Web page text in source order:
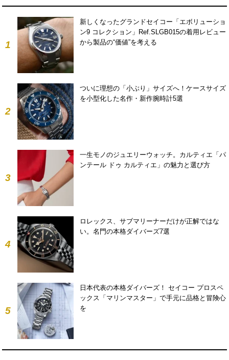
1
新しくなったグランドセイコー「エボリューショ
ン9 コレクション」Ref.SLGB015の着用レビュー
から製品の“価値”を考える
2
ついに理想の「小ぶり」サイズへ！ケースサイズ
を小型化した名作・新作腕時計5選
3
一生モノのジュエリーウォッチ。カルティエ「パ
ンテール ドゥ カルティエ」の魅力と選び方
4
ロレックス、サブマリーナーだけが正解ではな
い。名門の本格ダイバーズ7選
5
日本代表の本格ダイバーズ！ セイコー プロスペ
ックス「マリンマスター」で手元に品格と冒険心
を